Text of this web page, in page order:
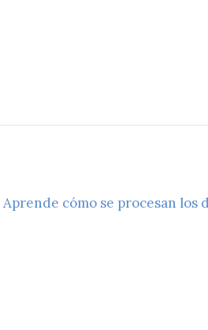
Aprende cómo se procesan los